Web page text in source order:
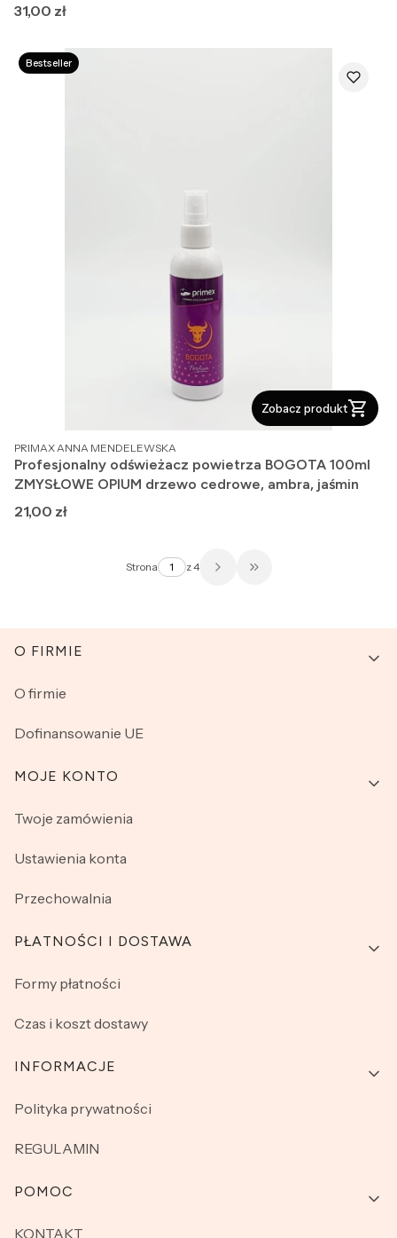
Cena
31,00 zł
Bestseller
Zobacz produkt
PRODUCENT
PRIMAX ANNA MENDELEWSKA
Profesjonalny odświeżacz powietrza BOGOTA 100ml
ZMYSŁOWE OPIUM drzewo cedrowe, ambra, jaśmin
Cena
21,00 zł
Strona z 4 Przejdź do ostatniej
Linki w stopce
O FIRMIE
O firmie
Dofinansowanie UE
MOJE KONTO
Twoje zamówienia
Ustawienia konta
Przechowalnia
PŁATNOŚCI I DOSTAWA
Formy płatności
Czas i koszt dostawy
INFORMACJE
Polityka prywatności
REGULAMIN
POMOC
KONTAKT